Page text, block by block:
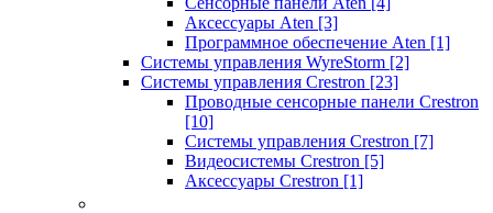
Аксессуары Aten [3]
Программное обеспечение Aten [1]
Системы управления WyreStorm [2]
Системы управления Crestron [23]
Проводные сенсорные панели Crestron
[10]
Системы управления Crestron [7]
Видеосистемы Crestron [5]
Аксессуары Crestron [1]